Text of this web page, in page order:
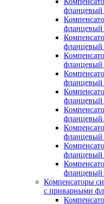
Компенсаторы
с приварными